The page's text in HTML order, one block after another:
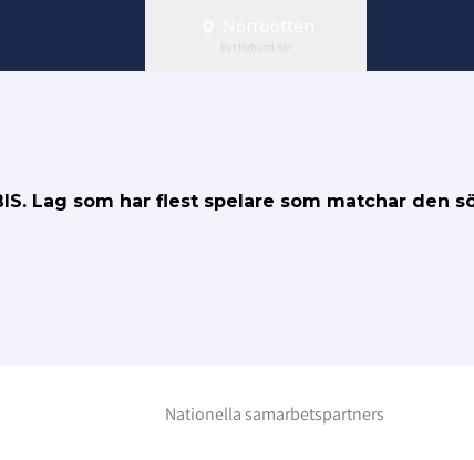
Byt förbund här
Lag som har flest spelare som matchar den
Nationella samarbetspartners